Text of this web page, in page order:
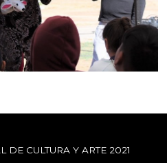
DE CULTURA Y ARTE 2021